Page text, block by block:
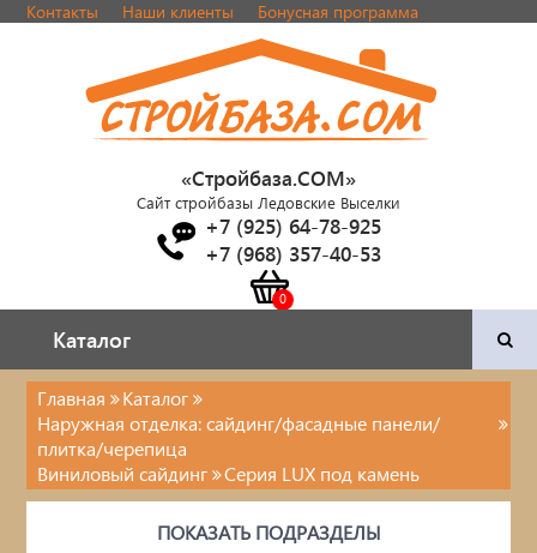
Контакты Наши клиенты Бонусная программа
«Стройбаза.COM»
Сайт стройбазы Ледовские Выселки
+7 (925) 64-78-925
+7 (968) 357-40-53
Каталог
Каталог
Двери и фурнитура
Наша продукция
Металлопрокат
Главная
Каталог
Наружная отделка: сайдинг/фасадные панели/
плитка/черепица
Виниловый сайдинг
Серия LUX под камень
ПОКАЗАТЬ ПОДРАЗДЕЛЫ